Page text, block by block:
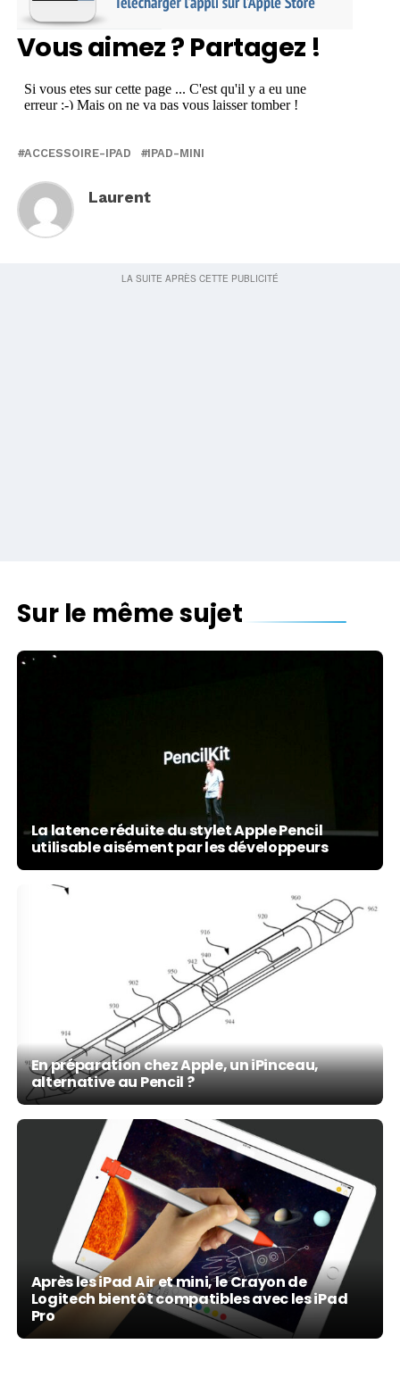
Vous aimez ? Partagez !
ACCESSOIRE-IPAD IPAD-MINI
Laurent
Sur le même sujet
La latence réduite du stylet Apple Pencil
utilisable aisément par les développeurs
En préparation chez Apple, un iPinceau,
alternative au Pencil ?
Après les iPad Air et mini, le Crayon de
Logitech bientôt compatibles avec les iPad
Pro